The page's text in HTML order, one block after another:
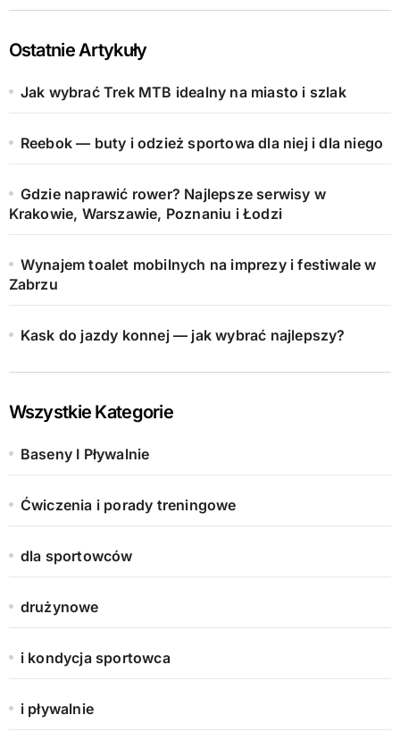
Ostatnie Artykuły
Jak wybrać Trek MTB idealny na miasto i szlak
Reebok — buty i odzież sportowa dla niej i dla niego
Gdzie naprawić rower? Najlepsze serwisy w
Krakowie, Warszawie, Poznaniu i Łodzi
Wynajem toalet mobilnych na imprezy i festiwale w
Zabrzu
Kask do jazdy konnej — jak wybrać najlepszy?
Wszystkie Kategorie
Baseny I Pływalnie
Ćwiczenia i porady treningowe
dla sportowców
drużynowe
i kondycja sportowca
i pływalnie